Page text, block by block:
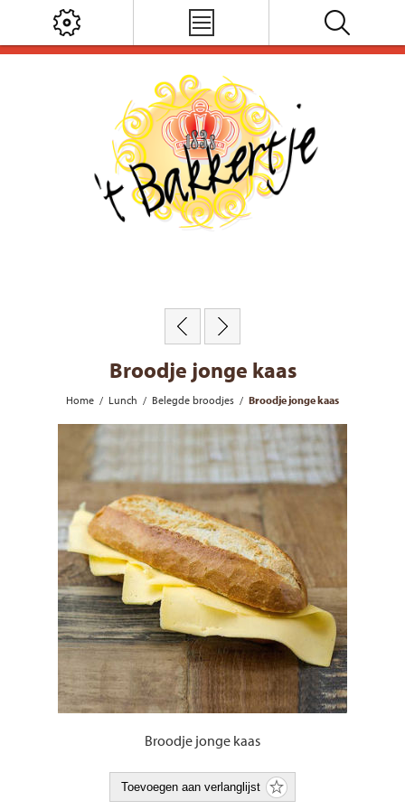
Broodje jonge kaas
Home / Lunch / Belegde broodjes / Broodje jonge kaas
Broodje jonge kaas